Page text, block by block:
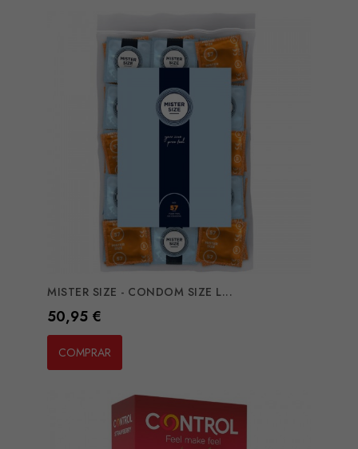
MISTER SIZE - CONDOM SIZE L...
Preço
50,95 €
COMPRAR